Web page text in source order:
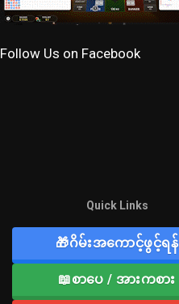
Follow Us on Facebook
Quick Links
🎁ဂိမ်းအကောင့်ဖွင့်ရန်
📖စာပေ / အားကစား